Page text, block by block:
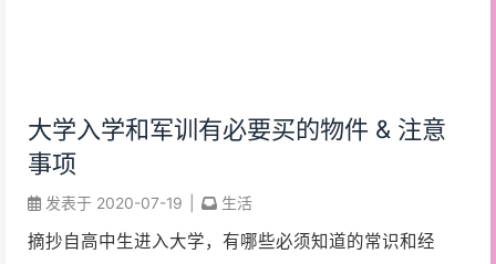
大学入学和军训有必要买的物件 & 注意
事项
发表于 2020-07-19 生活
摘抄自高中生进入大学，有哪些必须知道的常识和经